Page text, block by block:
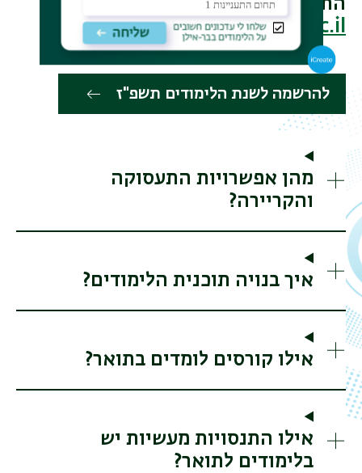
Mideast.dept@biu.ac.il
להרשמה לשנת הלימודים תשפ"ז
מהן אפשרויות התעסוקה
והקריירה?
איך בנויה תוכנית הלימודים?
אילו קורסים לומדים בתואר?
אילו התנסויות מעשיות יש
בלימודים לתואר?